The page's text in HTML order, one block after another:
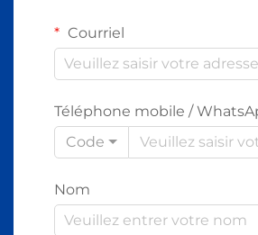
Courriel
Téléphone mobile /
Code
Nom